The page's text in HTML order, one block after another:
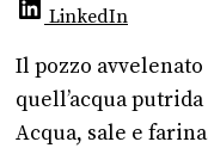
LinkedIn
Il pozzo
quell’acqua
Acqua, sale e